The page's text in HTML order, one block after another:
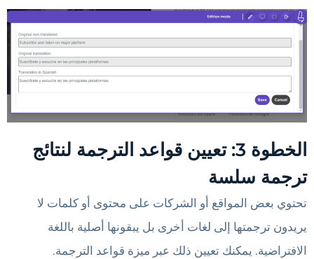
الخطوة 3: تعيين قواعد الترجمة لنتائج
ترجمة سلسة
تحتوي بعض المواقع أو الشركات على محتوى أو كلمات لا
يريدون ترجمتها إلى لغات أخرى بل يبقونها أصلية باللغة
الافتراضية. يمكنك تعيين ذلك عبر ميزة قواعد الترجمة.